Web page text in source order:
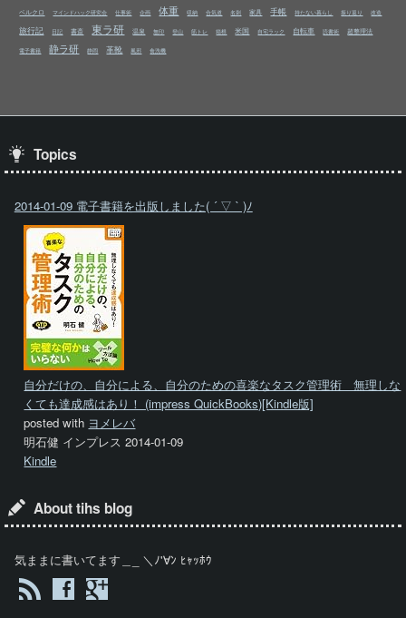
ベルクロ マインドハック研究会 仕事術 企画 体重 収納 合気道 名刺 家具 手帳 持たない暮らし 振り返り 改造
旅行記 日記 書斎 東ラ研 温泉 無印 登山 筋トレ 箱根 米国 自宅ラック 自転車 読書術 超整理法
電子書籍 静ラ研 静岡 革靴 風邪 食洗機
Topics
2014-01-09 電子書籍を出版しました( ´ ▽ ` )ﾉ
自分だけの、自分による、自分のための喜楽なタスク管理術 無理しな
くても達成感はあり！ (impress QuickBooks)[Kindle版]
posted with ヨメレバ
明石健 インプレス 2014-01-09
Kindle
About tihs blog
気ままに書いてます＿_ ＼ﾉ'∀ﾝ ﾋｬｯﾎｳ